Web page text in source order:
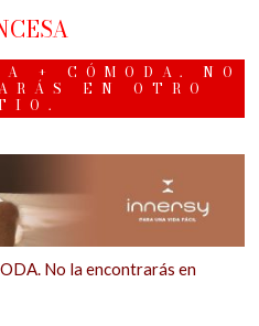
+ CÓMODA. NO
EN OTRO
No la encontrarás en